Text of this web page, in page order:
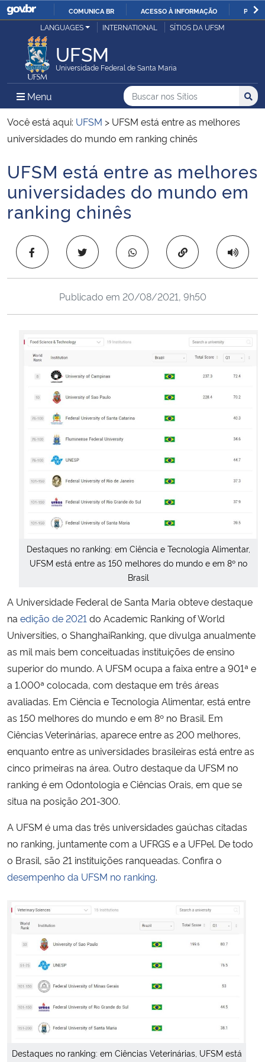
IR
COMUNICA BR ACESSO À INFORMAÇÃO
Ministério da Justiça e Segurança Pública
Ministério da Defesa
Ministério das Relações Exteriores
Ministério da Infraestrutura
Ministério da Agricultura, Pecuária e Abastecimento
Ministério da Educação
Ministério de Minas e Energia
Ministério da Ciência, Tecnologia, Inovações e Comunicações
Ministério do Meio Ambiente
Ministério do Turismo
Ministério do Desenvolvimento Regional
Controladoria-Geral da União
Ministério da Mulher, da Família e dos Direitos Humanos
Secretaria-Geral
Gabinete de Segurança Institucional
Advocacia-Geral da União
Banco Central do Brasil
Planalto
LANGUAGES INTERNATIONAL SÍTIOS DA UFSM
UFSM
Universidade Federal de Santa Maria
Menu Menu Principal do Sítio
Busca
Buscar no nos Sítios
Busca:
Você está aqui: UFSM > UFSM está entre as melhores
universidades do mundo em ranking chinês
Início do conteúdo
UFSM está entre as melhores
universidades do mundo em
ranking chinês
Copiar para área
Publicado em 20/08/2021, 9h50
Destaques no ranking: em Ciência e Tecnologia Alimentar,
UFSM está entre as 150 melhores do mundo e em 8º no
Brasil
A Universidade Federal de Santa Maria obteve destaque
na edição de 2021 do Academic Ranking of World
Universities, o ShanghaiRanking, que divulga anualmente
as mil mais bem conceituadas instituições de ensino
superior do mundo. A UFSM ocupa a faixa entre a 901ª e
a 1.000ª colocada, com destaque em três áreas
avaliadas. Em Ciência e Tecnologia Alimentar, está entre
as 150 melhores do mundo e em 8º no Brasil. Em
Ciências Veterinárias, aparece entre as 200 melhores,
enquanto entre as universidades brasileiras está entre as
cinco primeiras na área. Outro destaque da UFSM no
ranking é em Odontologia e Ciências Orais, em que se
situa na posição 201-300.
A UFSM é uma das três universidades gaúchas citadas
no ranking, juntamente com a UFRGS e a UFPel. De todo
o Brasil, são 21 instituições ranqueadas. Confira o
desempenho da UFSM no ranking.
Destaques no ranking: em Ciências Veterinárias, UFSM está